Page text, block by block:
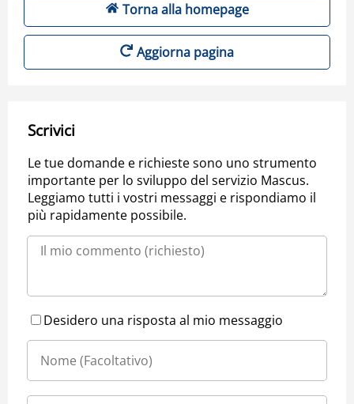
Torna alla homepage
Aggiorna pagina
Scrivici
Le tue domande e richieste sono uno strumento
importante per lo sviluppo del servizio Mascus.
Leggiamo tutti i vostri messaggi e rispondiamo il
più rapidamente possibile.
Desidero una risposta al mio messaggio